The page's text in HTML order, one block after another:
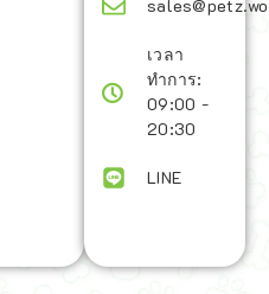
เวลา
ทำการ:
09:00 -
20:30
LINE